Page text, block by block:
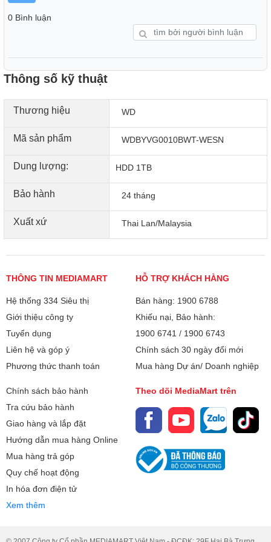
0 Bình luận
Thông số kỹ thuật
Thương hiệu WD
Mã sản phẩm WDBYVG0010BWT-WESN
Dung lượng: HDD 1TB
Bảo hành 24 tháng
Xuất xứ Thai Lan/Malaysia
THÔNG TIN MEDIAMART
Hệ thống 334 Siêu thị
Giới thiệu công ty
Tuyển dụng
Liên hệ và góp ý
Phương thức thanh toán
HỖ TRỢ KHÁCH HÀNG
Bán hàng: 1900 6788
Khiếu nại, Bảo hành:
1900 6741 / 1900 6743
Chính sách 30 ngày đổi mới
Mua hàng Dự án/ Doanh nghiệp
Chính sách bảo hành
Tra cứu bảo hành
Giao hàng và lắp đặt
Hướng dẫn mua hàng Online
Mua hàng trả góp
Quy chế hoạt động
In hóa đơn điện tử
Xem thêm
Theo dõi MediaMart trên